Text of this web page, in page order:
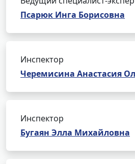
Псарюк Инга Борисовна
Инспектор
Черемисина Анастасия
Инспектор
Бугаян Элла Михайловна